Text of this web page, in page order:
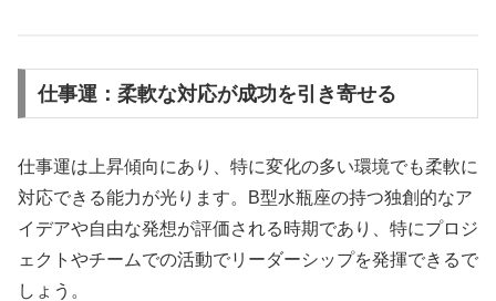
仕事運：柔軟な対応が成功を引き寄せる
仕事運は上昇傾向にあり、特に変化の多い環境でも柔軟に
対応できる能力が光ります。B型水瓶座の持つ独創的なア
イデアや自由な発想が評価される時期であり、特にプロジ
ェクトやチームでの活動でリーダーシップを発揮できるで
しょう。